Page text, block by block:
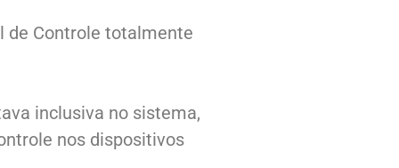
de Controle totalmente
inclusiva no sistema,
nos dispositivos